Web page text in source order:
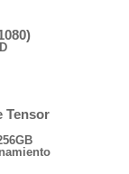
Tensor